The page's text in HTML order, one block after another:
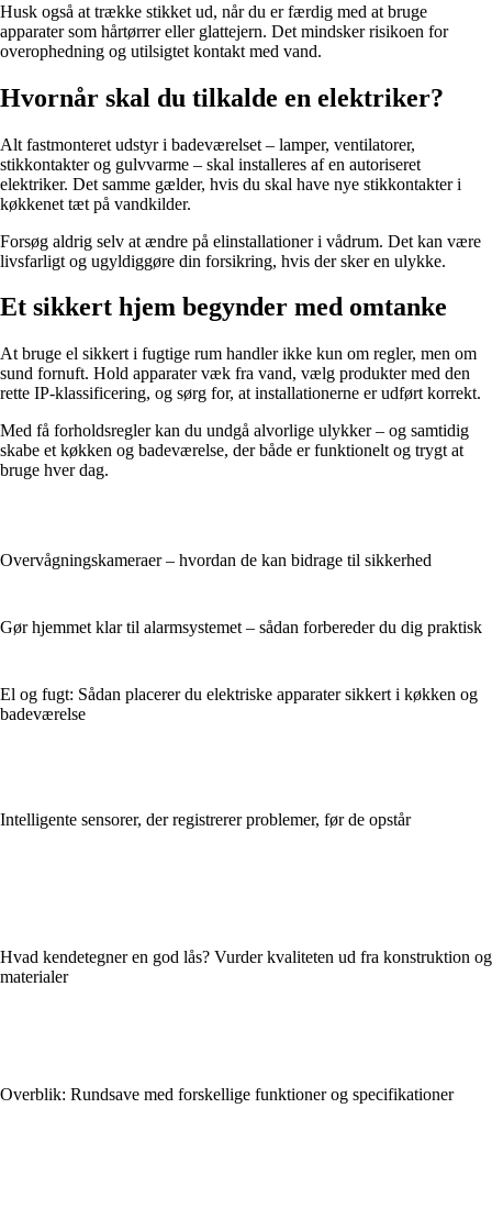
Husk også at trække stikket ud, når du er færdig med at bruge
apparater som hårtørrer eller glattejern. Det mindsker risikoen for
overophedning og utilsigtet kontakt med vand.
Hvornår skal du tilkalde en elektriker?
Alt fastmonteret udstyr i badeværelset – lamper, ventilatorer,
stikkontakter og gulvvarme – skal installeres af en autoriseret
elektriker. Det samme gælder, hvis du skal have nye stikkontakter i
køkkenet tæt på vandkilder.
Forsøg aldrig selv at ændre på elinstallationer i vådrum. Det kan være
livsfarligt og ugyldiggøre din forsikring, hvis der sker en ulykke.
Et sikkert hjem begynder med omtanke
At bruge el sikkert i fugtige rum handler ikke kun om regler, men om
sund fornuft. Hold apparater væk fra vand, vælg produkter med den
rette IP-klassificering, og sørg for, at installationerne er udført korrekt.
Med få forholdsregler kan du undgå alvorlige ulykker – og samtidig
skabe et køkken og badeværelse, der både er funktionelt og trygt at
bruge hver dag.
Overvågningskameraer – hvordan de kan bidrage til sikkerhed
Gør hjemmet klar til alarmsystemet – sådan forbereder du dig praktisk
El og fugt: Sådan placerer du elektriske apparater sikkert i køkken og
badeværelse
Intelligente sensorer, der registrerer problemer, før de opstår
Hvad kendetegner en god lås? Vurder kvaliteten ud fra konstruktion og
materialer
Overblik: Rundsave med forskellige funktioner og specifikationer